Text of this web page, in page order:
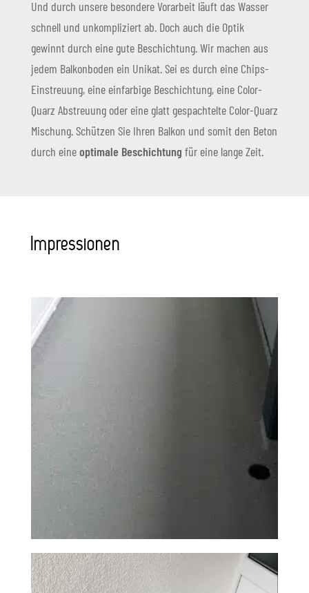
Und durch unsere besondere Vorarbeit läuft das Wasser
schnell und unkompliziert ab. Doch auch die Optik
gewinnt durch eine gute Beschichtung. Wir machen aus
jedem Balkonboden ein Unikat. Sei es durch eine Chips-
Einstreuung, eine einfarbige Beschichtung, eine Color-
Quarz Abstreuung oder eine glatt gespachtelte Color-Quarz
Mischung. Schützen Sie Ihren Balkon und somit den Beton
durch eineoptimale Beschichtung für eine lange Zeit.
Impressionen